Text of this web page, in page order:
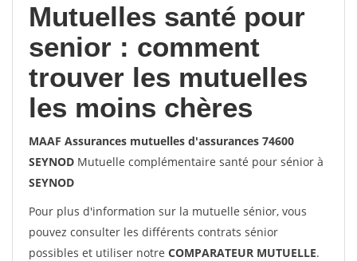
Mutuelles santé pour
senior : comment
trouver les mutuelles
les moins chères
MAAF Assurances mutuelles d'assurances 74600
SEYNOD Mutuelle complémentaire santé pour sénior à
SEYNOD
Pour plus d'information sur la mutuelle sénior, vous
pouvez consulter les différents contrats sénior
possibles et utiliser notre COMPARATEUR MUTUELLE.